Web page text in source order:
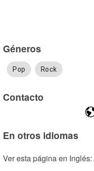
Géneros
Pop Rock
Contacto
En otros idiomas
Ver esta página en Inglés: